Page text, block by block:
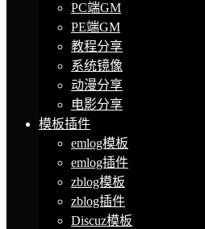
PC端GM
PE端GM
教程分享
系统镜像
动漫分享
电影分享
模板插件
emlog模板
emlog插件
zblog模板
zblog插件
Discuz模板